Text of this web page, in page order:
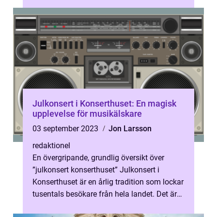
Julkonsert i Konserthuset: En magisk
upplevelse för musikälskare
03 september 2023
Jon Larsson
redaktionel
En övergripande, grundlig översikt över
”julkonsert konserthuset” Julkonsert i
Konserthuset är en årlig tradition som lockar
tusentals besökare från hela landet. Det är